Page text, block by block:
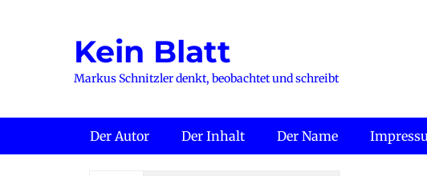
Kein Blatt
Markus Schnitzler denkt, beobachtet und schreibt
Primäres Menü
Der Autor Der Inhalt Der Name